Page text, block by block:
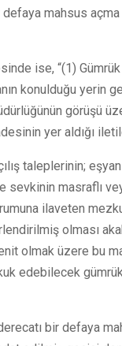
mahsus
ise, “(1)
konulduğu yerin
görüşü
yer aldığı
taleplerinin;
sevkinin masraflı
ilaveten
olması
olmak üzere bu
edebilecek
bir defaya